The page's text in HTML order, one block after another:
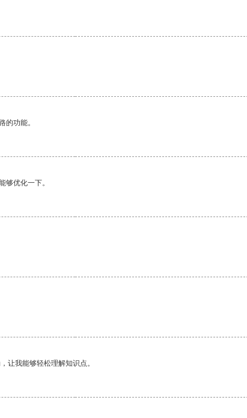
的功能。
够优化一下。
让我能够轻松理解知识点。